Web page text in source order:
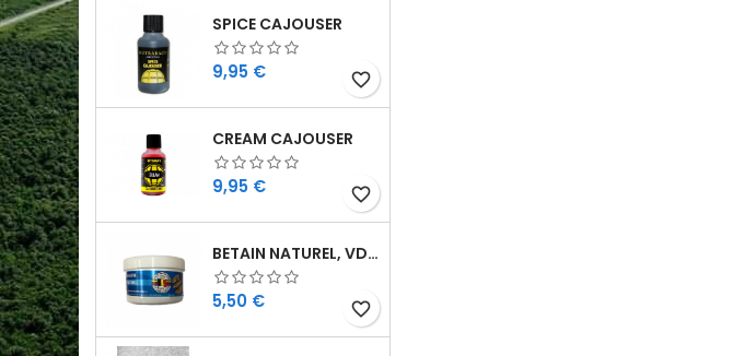
SPICE CAJOUSER
Cijena
9,95 € favorite_border
CREAM CAJOUSER
Cijena
9,95 € favorite_border
BETAIN NATUREL, VDE, 100 GR
Cijena
5,50 € favorite_border